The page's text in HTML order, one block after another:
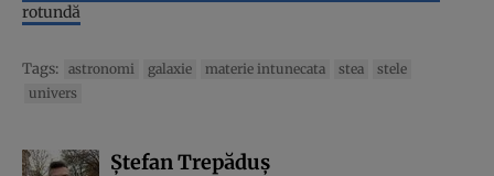
rotundă
Tags: astronomi galaxie materie intunecata stea
stele
univers
Ștefan Trepăduș